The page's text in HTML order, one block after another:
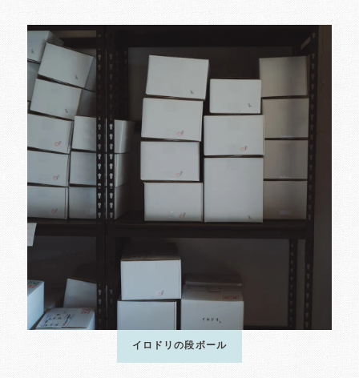
イロドリの段ボール